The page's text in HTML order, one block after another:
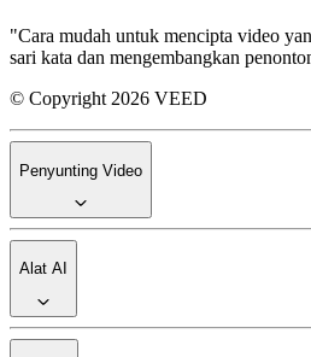
"Cara mudah untuk mencipta video
sari kata dan mengembangkan
© Copyright 2026 VEED
Penyunting Video
Alat AI